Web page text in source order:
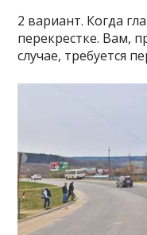
2 вариант. Когда
перекрестке. Вам,
случае, требуется